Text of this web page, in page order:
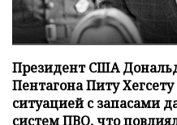
Президент США
Пентагона Питу
ситуацией с запасами
систем ПВО, что